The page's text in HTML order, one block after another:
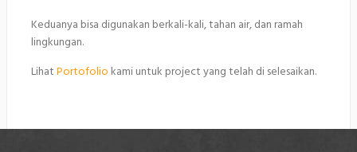
Keduanya bisa digunakan berkali-kali, tahan air, dan ramah
lingkungan.
LihatPortofolio kami untuk project yang telah di selesaikan.